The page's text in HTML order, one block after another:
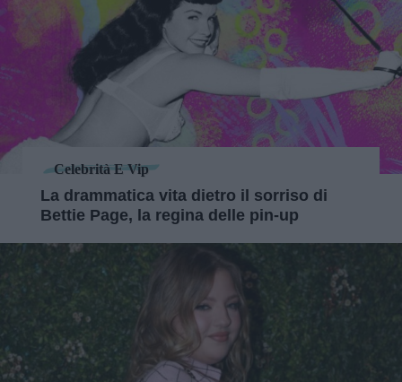
Celebrità E Vip
La drammatica vita dietro il sorriso di
Bettie Page, la regina delle pin-up